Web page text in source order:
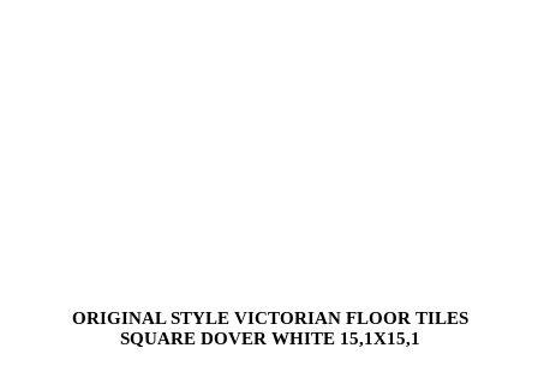
ORIGINAL STYLE VICTORIAN FLOOR TILES
SQUARE DOVER WHITE 15,1X15,1